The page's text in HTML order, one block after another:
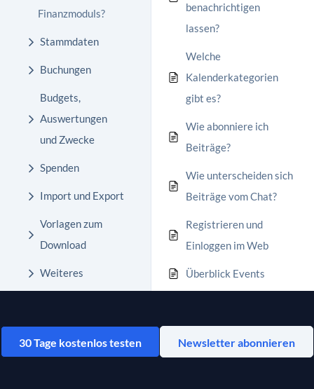
Finanzmoduls?
Stammdaten
Buchungen
Budgets,
Auswertungen
und Zwecke
Spenden
Import und Export
Vorlagen zum
Download
Weiteres
benachrichtigen
lassen?
Welche
Kalenderkategorien
gibt es?
Wie abonniere ich
Beiträge?
Wie unterscheiden sich
Beiträge vom Chat?
Registrieren und
Einloggen im Web
Überblick Events
30 Tage kostenlos testen Newsletter abonnieren